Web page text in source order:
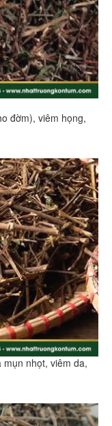
đờm), viêm họng,
nhọt, viêm da,